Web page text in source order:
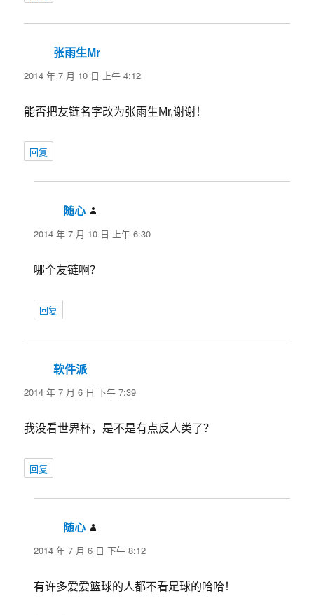
张雨生Mr
道：
2014 年 7 月 10 日 上午 4:12
能否把友链名字改为张雨生Mr,谢谢！
回复
随心
道：
2014 年 7 月 10 日 上午 6:30
哪个友链啊？
回复
软件派
道：
2014 年 7 月 6 日 下午 7:39
我没看世界杯，是不是有点反人类了？
回复
随心
道：
2014 年 7 月 6 日 下午 8:12
有许多爱爱篮球的人都不看足球的哈哈！